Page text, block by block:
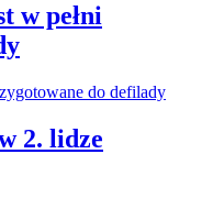
w pełni
2. lidze